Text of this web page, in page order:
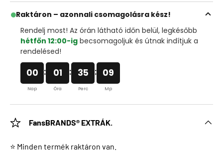
Raktáron – azonnali csomagolásra kész!
Rendelj most! Az órán látható időn belül, legkésőbb
hétfőn 12:00-ig becsomagoljuk és útnak indítjuk a
rendelésed!
00
Nap
: 01
Óra
: 35
Perc
: 09
Mp
FansBRANDS® EXTRÁK.
⭐ Minden termék raktáron van.